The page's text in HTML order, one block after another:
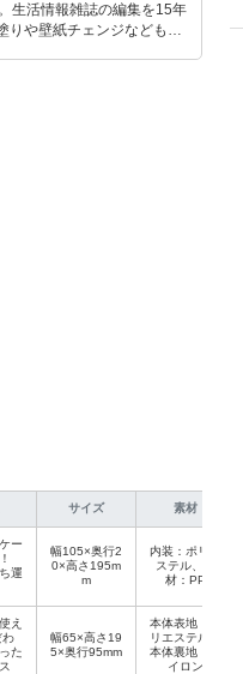
生活情報雑誌の編集を15年
りや壁紙チェンジなどもチ
サイズ 素材
ー
運
幅105×奥行2
0×高さ195m
m
内装：ポリエ
ステル、芯
材：PP
え
わ
た
幅65×高さ19
5×奥行95mm
本体表地：ポ
リエステル、
本体裏地：ナ
イロン